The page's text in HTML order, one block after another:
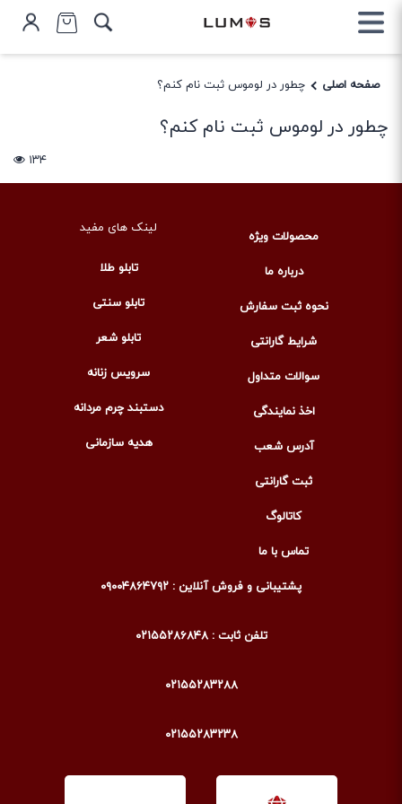
صفحه اصلی چطور در لوموس ثبت نام کنم؟
چطور در لوموس ثبت نام کنم؟
۱۳۴
محصولات ویژه
درباره ما
نحوه ثبت سفارش
شرایط گارانتی
سوالات متداول
اخذ نمایندگی
آدرس شعب
ثبت گارانتی
کاتالوگ
تماس با ما
لینک های مفید
تابلو طلا
تابلو سنتی
تابلو شعر
سرویس زنانه
دستبند چرم مردانه
هدیه سازمانی
پشتیبانی و فروش آنلاین : ۰۹۰۰۴۸۶۴۷۹۲
تلفن ثابت : ۰۲۱۵۵۲۸۶۸۴۸
۰۲۱۵۵۲۸۳۲۸۸
۰۲۱۵۵۲۸۳۲۳۸